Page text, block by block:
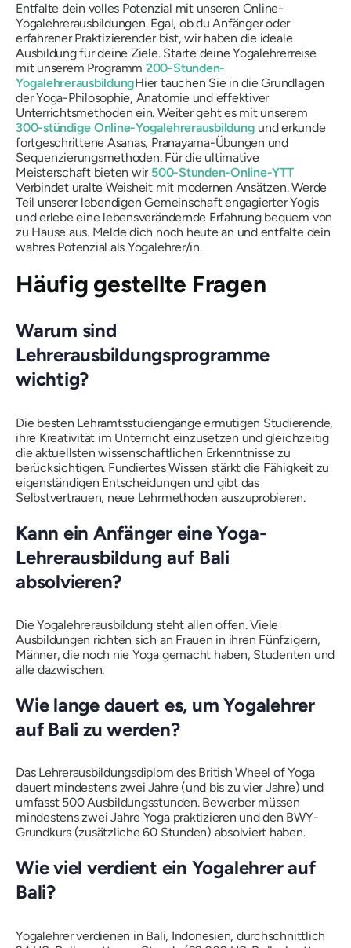
Entfalte dein volles Potenzial mit unseren Online-
Yogalehrerausbildungen. Egal, ob du Anfänger oder
erfahrener Praktizierender bist, wir haben die ideale
Ausbildung für deine Ziele. Starte deine Yogalehrerreise
mit unserem Programm 200-Stunden-
YogalehrerausbildungHier tauchen Sie in die Grundlagen
der Yoga-Philosophie, Anatomie und effektiver
Unterrichtsmethoden ein. Weiter geht es mit unserem
300-stündige Online-Yogalehrerausbildung und erkunde
fortgeschrittene Asanas, Pranayama-Übungen und
Sequenzierungsmethoden. Für die ultimative
Meisterschaft bieten wir 500-Stunden-Online-YTT
Verbindet uralte Weisheit mit modernen Ansätzen. Werde
Teil unserer lebendigen Gemeinschaft engagierter Yogis
und erlebe eine lebensverändernde Erfahrung bequem von
zu Hause aus. Melde dich noch heute an und entfalte dein
wahres Potenzial als Yogalehrer/in.
Häufig gestellte Fragen
Warum sind
Lehrerausbildungsprogramme
wichtig?
Die besten Lehramtsstudiengänge ermutigen Studierende,
ihre Kreativität im Unterricht einzusetzen und gleichzeitig
die aktuellsten wissenschaftlichen Erkenntnisse zu
berücksichtigen. Fundiertes Wissen stärkt die Fähigkeit zu
eigenständigen Entscheidungen und gibt das
Selbstvertrauen, neue Lehrmethoden auszuprobieren.
Kann ein Anfänger eine Yoga-
Lehrerausbildung auf Bali
absolvieren?
Die Yogalehrerausbildung steht allen offen. Viele
Ausbildungen richten sich an Frauen in ihren Fünfzigern,
Männer, die noch nie Yoga gemacht haben, Studenten und
alle dazwischen.
Wie lange dauert es, um Yogalehrer
auf Bali zu werden?
Das Lehrerausbildungsdiplom des British Wheel of Yoga
dauert mindestens zwei Jahre (und bis zu vier Jahre) und
umfasst 500 Ausbildungsstunden. Bewerber müssen
mindestens zwei Jahre Yoga praktizieren und den BWY-
Grundkurs (zusätzliche 60 Stunden) absolviert haben.
Wie viel verdient ein Yogalehrer auf
Bali?
Yogalehrer verdienen in Bali, Indonesien, durchschnittlich